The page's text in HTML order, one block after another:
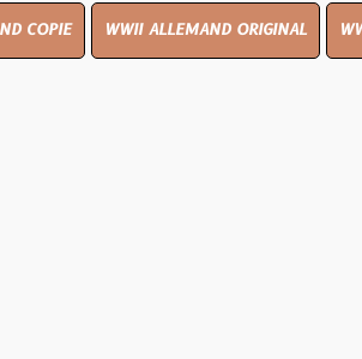
WWII ALLEMAND ORIGINAL WWII UK